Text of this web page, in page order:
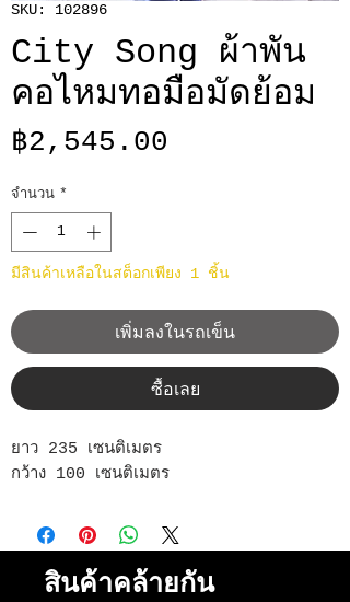
SKU: 102896
City Song ผ้าพัน
คอไหมทอมือมัดย้อม
฿2,545.00
จำนวน *
มีสินค้าเหลือในสต็อกเพียง 1 ชิ้น
เพิ่มลงในรถเข็น
ซื้อเลย
ยาว 235 เซนติเมตร
กว้าง 100 เซนติเมตร
สินค้าคล้ายกัน